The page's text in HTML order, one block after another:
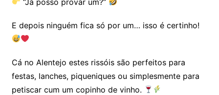
E depois ninguém fica só por um… isso é certinho!
Cá no Alentejo estes rissóis são perfeitos para
festas, lanches, piqueniques ou simplesmente para
petiscar cum um copinho de vinho.